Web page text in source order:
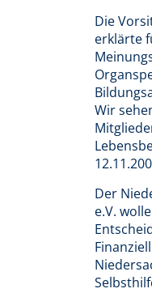
Die
erklärte
Wir
Der
e.V.